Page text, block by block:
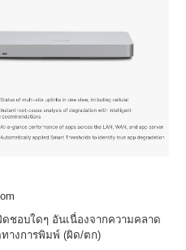
ชอบใดๆ อันเนื่องจากความคลาด
างการพิมพ์ (ผิด/ตก)